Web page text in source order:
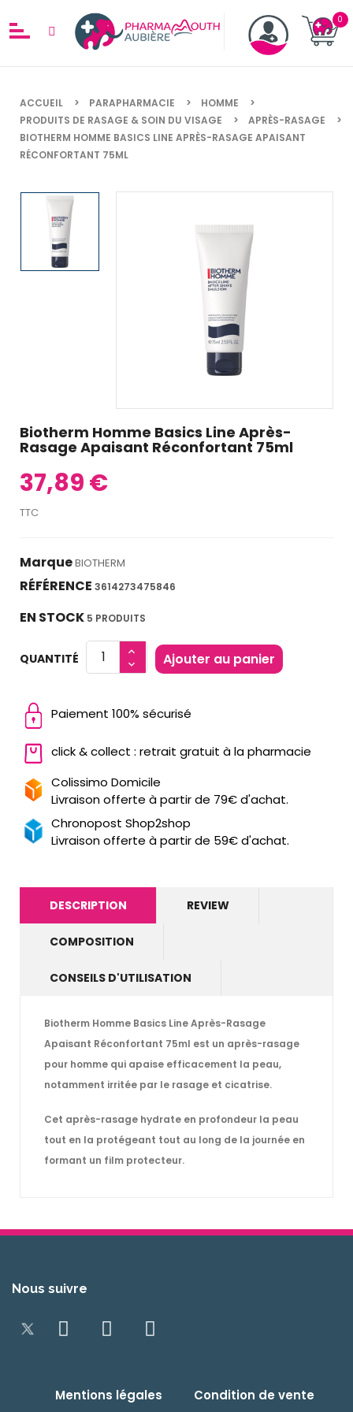
ACCUEIL PARAPHARMACIE
HOMME
PRODUITS DE RASAGE & SOIN DU VISAGE
APRÈS-RASAGE
BIOTHERM HOMME BASICS LINE APRÈS-RASAGE APAISANT
RÉCONFORTANT 75ML
Biotherm Homme Basics Line Après-
Rasage Apaisant Réconfortant 75ml
37,89 €
TTC
MarqueBIOTHERM
RÉFÉRENCE 3614273475846
EN STOCK 5 PRODUITS
QUANTITÉ Ajouter au panier
Paiement 100% sécurisé
click & collect : retrait gratuit à la pharmacie
Colissimo Domicile
Livraison offerte à partir de 79€ d'achat.
Chronopost Shop2shop
Livraison offerte à partir de 59€ d'achat.
DESCRIPTION REVIEW
COMPOSITION
CONSEILS D'UTILISATION
Biotherm Homme Basics Line Après-Rasage
Apaisant Réconfortant 75ml est un après-rasage
pour homme qui apaise efficacement la peau,
notamment irritée par le rasage et cicatrise.
Cet après-rasage hydrate en profondeur la peau
tout en la protégeant tout au long de la journée en
formant un film protecteur.
Nous suivre
Mentions légales Condition de vente